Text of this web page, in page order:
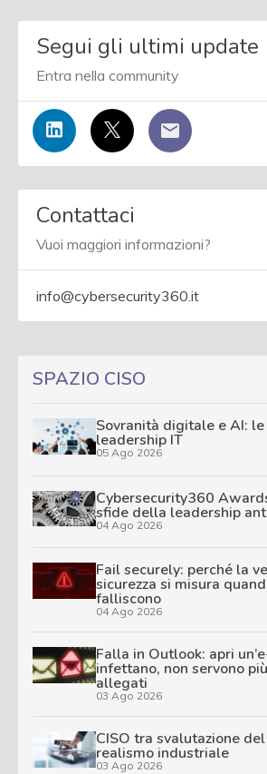
Segui gli ultimi update
Entra nella community
Contattaci
Vuoi maggiori informazioni?
info@cybersecurity360.it
SPAZIO CISO
Sovranità digitale e AI:
leadership IT
05 Ago 2026
Cybersecurity360
sfide della leadership
04 Ago 2026
Fail securely: perché la
sicurezza si misura
falliscono
04 Ago 2026
Falla in Outlook: apri
infettano, non servono
allegati
03 Ago 2026
CISO tra svalutazione
realismo industriale
03 Ago 2026